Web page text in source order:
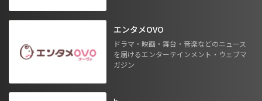
エンタメOVO
ドラマ・映画・舞台・音楽などのニュース
を届けるエンターテインメント・ウェブマ
ガジン